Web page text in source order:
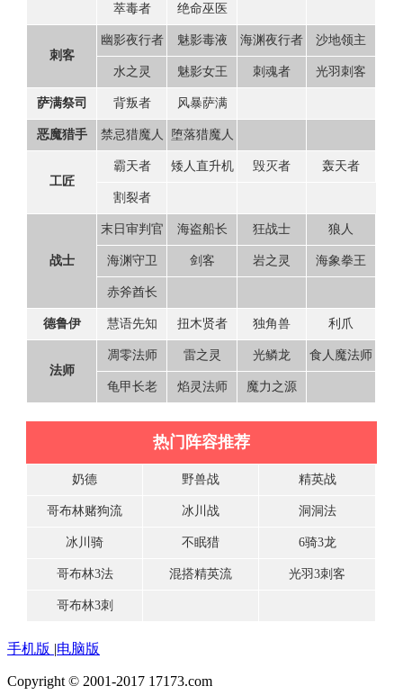
萃毒者 绝命巫医
刺客
幽影夜行者 魅影毒液 海渊夜行者 沙地领主
水之灵 魅影女王 刺魂者 光羽刺客
萨满祭司 背叛者 风暴萨满
恶魔猎手 禁忌猎魔人 堕落猎魔人
工匠
霸天者 矮人直升机 毁灭者 轰天者
割裂者
战士
末日审判官 海盗船长 狂战士 狼人
海渊守卫 剑客 岩之灵 海象拳王
赤斧酋长
德鲁伊 慧语先知 扭木贤者 独角兽 利爪
法师
凋零法师 雷之灵 光鳞龙 食人魔法师
龟甲长老 焰灵法师 魔力之源
热门阵容推荐
奶德 野兽战 精英战
哥布林赌狗流 冰川战 洞洞法
冰川骑 不眠猎 6骑3龙
哥布林3法 混搭精英流 光羽3刺客
哥布林3刺
手机版 |电脑版
Copyright © 2001-2017 17173.com